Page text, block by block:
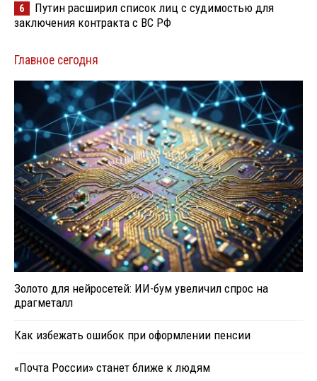
6
Путин расширил список лиц с судимостью для
заключения контракта с ВС РФ
Главное сегодня
Золото для нейросетей: ИИ-бум увеличил спрос на
драгметалл
Как избежать ошибок при оформлении пенсии
«Почта России» станет ближе к людям